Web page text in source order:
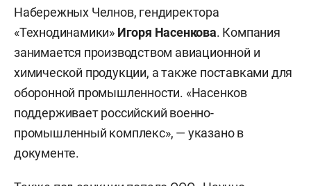
Набережных Челнов, гендиректора
«Технодинамики» Игоря Насенкова. Компания
занимается производством авиационной и
химической продукции, а также поставками для
оборонной промышленности. «Насенков
поддерживает российский военно-
промышленный комплекс», — указано в
документе.